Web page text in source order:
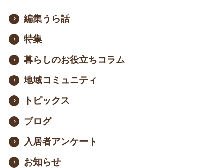
編集うら話
特集
暮らしのお役立ちコラム
地域コミュニティ
トピックス
ブログ
入居者アンケート
お知らせ